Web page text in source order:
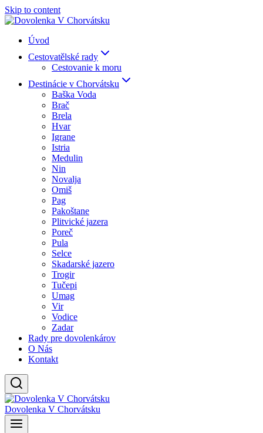
Skip to content
Úvod
Cestovatělské rady
Cestovanie k moru
Destinácie v Chorvátsku
Baška Voda
Brač
Brela
Hvar
Igrane
Istria
Medulin
Nin
Novalja
Omiš
Pag
Pakoštane
Plitvické jazera
Poreč
Pula
Selce
Skadarské jazero
Trogir
Tučepi
Umag
Vir
Vodice
Zadar
Rady pre dovolenkárov
O Nás
Kontakt
Dovolenka V Chorvátsku